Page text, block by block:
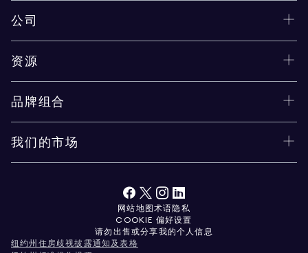
公司
资源
品牌组合
我们的市场
网站地图 术语隐私
COOKIE 偏好设置
请勿出售或分享我的个人信息
纽约州住房歧视披露通知及表格